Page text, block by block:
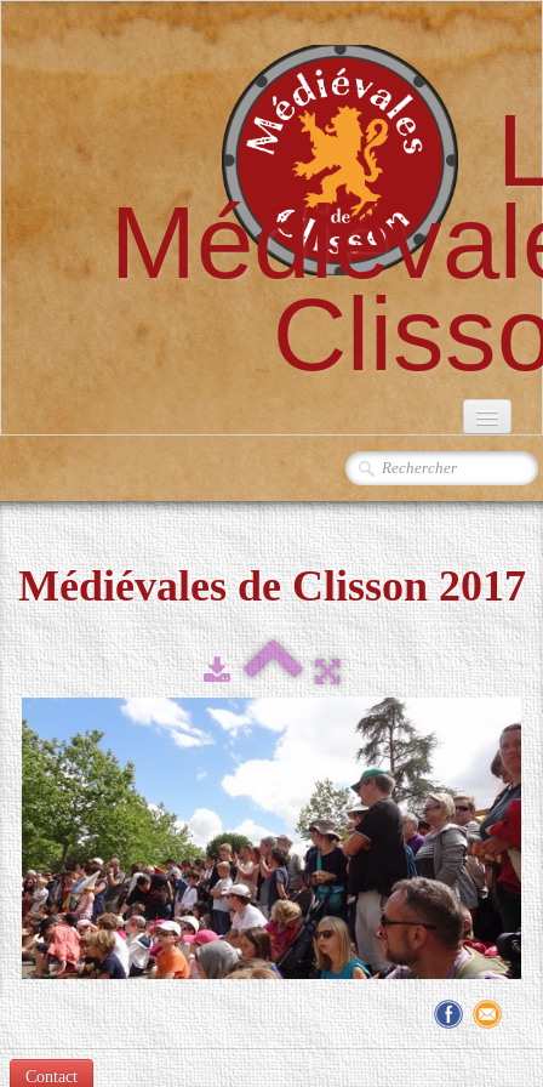
L'ASSOCIATION▼
FESTIVAL 2026▼
MÉDIAS▼
CONTACT
LOCATION DE COSTUMES
Médiévales de Clisson 2017
Contact